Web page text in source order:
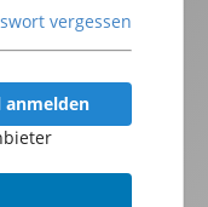
vergessen
anmelden